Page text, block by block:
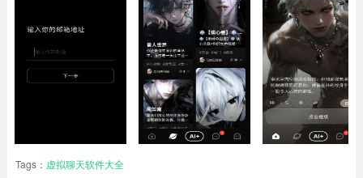
Tags： 虚拟聊天软件大全